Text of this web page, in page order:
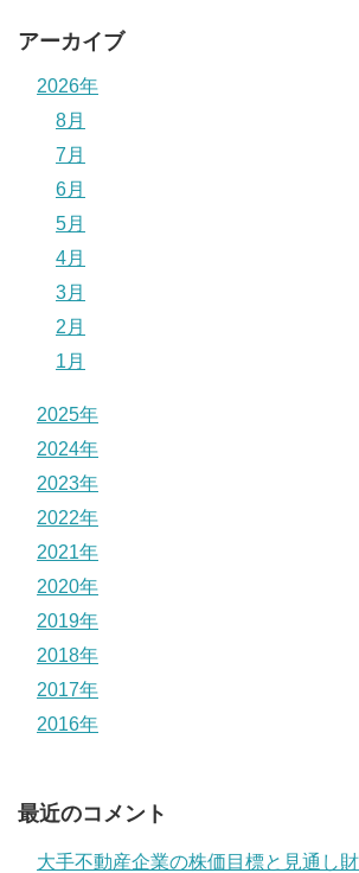
アーカイブ
2026年
8月
7月
6月
5月
4月
3月
2月
1月
2025年
2024年
2023年
2022年
2021年
2020年
2019年
2018年
2017年
2016年
最近のコメント
大手不動産企業の株価目標と見通し